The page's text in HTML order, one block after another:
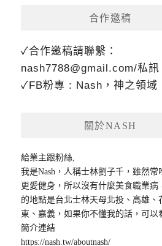
合作邀稿
✓合作邀稿請聯繫：
nash7788@gmail.com/私訊
✓FB粉專 : Nash，神之領域
關於NASH
給業主跟粉絲,
我是Nash，人稱士林劉子千，雖然常
更愛健身，所以沒有什麼美食職業病
的地點是台北士林天母北投、高雄、
東、嘉義，如果你不懂我的話，可以
簡介連結
https://nash.tw/aboutnash/